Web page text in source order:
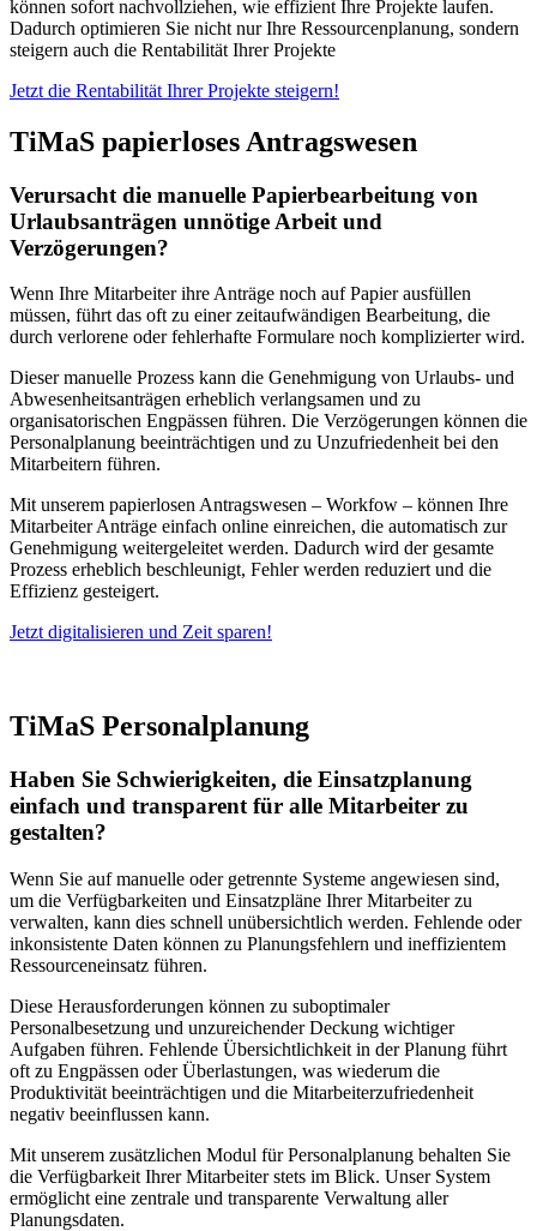
können sofort nachvollziehen, wie effizient Ihre Projekte laufen.
Dadurch optimieren Sie nicht nur Ihre Ressourcenplanung, sondern
steigern auch die Rentabilität Ihrer Projekte
Jetzt die Rentabilität Ihrer Projekte steigern!
TiMaS papierloses Antragswesen
Verursacht die manuelle Papierbearbeitung von
Urlaubsanträgen unnötige Arbeit und
Verzögerungen?
Wenn Ihre Mitarbeiter ihre Anträge noch auf Papier ausfüllen
müssen, führt das oft zu einer zeitaufwändigen Bearbeitung, die
durch verlorene oder fehlerhafte Formulare noch komplizierter wird.
Dieser manuelle Prozess kann die Genehmigung von Urlaubs- und
Abwesenheitsanträgen erheblich verlangsamen und zu
organisatorischen Engpässen führen. Die Verzögerungen können die
Personalplanung beeinträchtigen und zu Unzufriedenheit bei den
Mitarbeitern führen.
Mit unserem papierlosen Antragswesen – Workfow – können Ihre
Mitarbeiter Anträge einfach online einreichen, die automatisch zur
Genehmigung weitergeleitet werden. Dadurch wird der gesamte
Prozess erheblich beschleunigt, Fehler werden reduziert und die
Effizienz gesteigert.
Jetzt digitalisieren und Zeit sparen!
TiMaS Personalplanung
Haben Sie Schwierigkeiten, die Einsatzplanung
einfach und transparent für alle Mitarbeiter zu
gestalten?
Wenn Sie auf manuelle oder getrennte Systeme angewiesen sind,
um die Verfügbarkeiten und Einsatzpläne Ihrer Mitarbeiter zu
verwalten, kann dies schnell unübersichtlich werden. Fehlende oder
inkonsistente Daten können zu Planungsfehlern und ineffizientem
Ressourceneinsatz führen.
Diese Herausforderungen können zu suboptimaler
Personalbesetzung und unzureichender Deckung wichtiger
Aufgaben führen. Fehlende Übersichtlichkeit in der Planung führt
oft zu Engpässen oder Überlastungen, was wiederum die
Produktivität beeinträchtigen und die Mitarbeiterzufriedenheit
negativ beeinflussen kann.
Mit unserem zusätzlichen Modul für Personalplanung behalten Sie
die Verfügbarkeit Ihrer Mitarbeiter stets im Blick. Unser System
ermöglicht eine zentrale und transparente Verwaltung aller
Planungsdaten.